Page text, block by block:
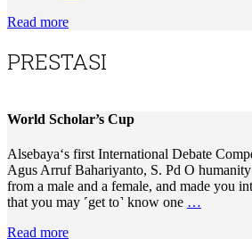
Read more
PRESTASI
World Scholar’s Cup
Alsebaya‘s first International Debate
Agus Arruf Bahariyanto, S. Pd O
from a male and a female, and made you
that you may ˹get to˺ know one …
Read more